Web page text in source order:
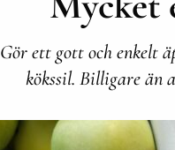
Gör ett gott och enkelt
kökssil. Billigare än